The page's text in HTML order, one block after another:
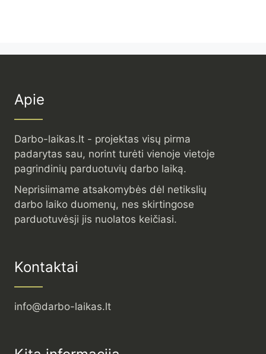
Apie
Darbo-laikas.lt - projektas visų pirma
padarytas sau, norint turėti vienoje vietoje
pagrindinių parduotuvių darbo laiką.
Neprisiimame atsakomybės dėl netikslių
darbo laiko duomenų, nes skirtingose
parduotuvėsji jis nuolatos keičiasi.
Kontaktai
info@darbo-laikas.lt